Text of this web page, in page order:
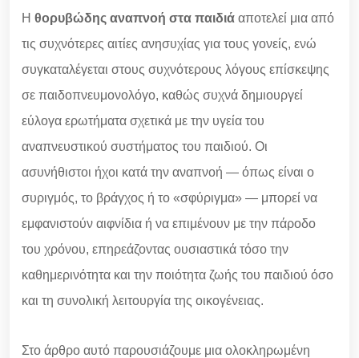
Η θορυβώδης αναπνοή στα παιδιά αποτελεί μια από
τις συχνότερες αιτίες ανησυχίας για τους γονείς, ενώ
συγκαταλέγεται στους συχνότερους λόγους επίσκεψης
σε παιδοπνευμονολόγο, καθώς συχνά δημιουργεί
εύλογα ερωτήματα σχετικά με την υγεία του
αναπνευστικού συστήματος του παιδιού. Οι
ασυνήθιστοι ήχοι κατά την αναπνοή — όπως είναι ο
συριγμός, το βράγχος ή το «σφύριγμα» — μπορεί να
εμφανιστούν αιφνίδια ή να επιμένουν με την πάροδο
του χρόνου, επηρεάζοντας ουσιαστικά τόσο την
καθημερινότητα και την ποιότητα ζωής του παιδιού όσο
και τη συνολική λειτουργία της οικογένειας.
Στο άρθρο αυτό παρουσιάζουμε μια ολοκληρωμένη